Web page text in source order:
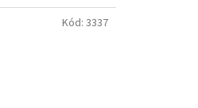
Kód: 3337